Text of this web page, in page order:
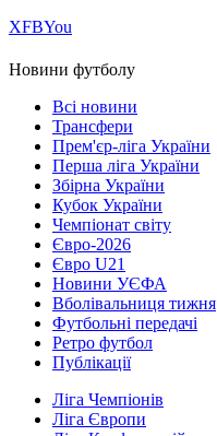
ХFBYou
Новини футболу
Всі новини
Трансфери
Прем'єр-ліга України
Перша ліга України
Збірна України
Кубок України
Чемпіонат світу
Євро-2026
Євро U21
Новини УЄФА
Вболівальниця тижня
Футбольні передачі
Ретро футбол
Публікації
Ліга Чемпіонів
Ліга Європи